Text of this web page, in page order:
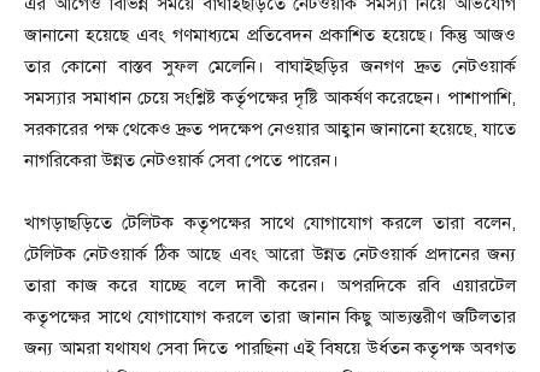
জানানো হয়েছে এবং গণমাধ্যমে প্রতিবেদন প্রকাশিত হয়েছে। কিন্তু আজও
তার কোনো বাস্তব সুফল মেলেনি। বাঘাইছড়ির জনগণ দ্রুত নেটওয়ার্ক
সমস্যার সমাধান চেয়ে সংশ্লিষ্ট কর্তৃপক্ষের দৃষ্টি আকর্ষণ করেছেন। পাশাপাশি,
সরকারের পক্ষ থেকেও দ্রুত পদক্ষেপ নেওয়ার আহ্বান জানানো হয়েছে, যাতে
নাগরিকেরা উন্নত নেটওয়ার্ক সেবা পেতে পারেন।
খাগড়াছড়িতে টেলিটক কতৃপক্ষের সাথে যোগাযোগ করলে তারা বলেন,
টেলিটক নেটওয়ার্ক ঠিক আছে এবং আরো উন্নত নেটওয়ার্ক প্রদানের জন্য
তারা কাজ করে যাচ্ছে বলে দাবী করেন। অপরদিকে রবি এয়ারটেল
কতৃপক্ষের সাথে যোগাযোগ করলে তারা জানান কিছু আভ্যন্তরীণ জটিলতার
জন্য আমরা যথাযথ সেবা দিতে পারছিনা এই বিষয়ে উর্ধতন কতৃপক্ষ অবগত